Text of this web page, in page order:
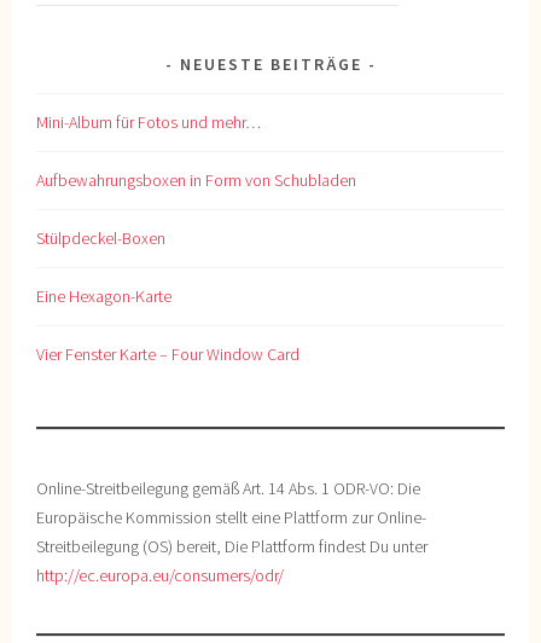
NEUESTE BEITRÄGE
Mini-Album für Fotos und mehr…
Aufbewahrungsboxen in Form von Schubladen
Stülpdeckel-Boxen
Eine Hexagon-Karte
Vier Fenster Karte – Four Window Card
Online-Streitbeilegung gemäß Art. 14 Abs. 1 ODR-VO: Die
Europäische Kommission stellt eine Plattform zur Online-
Streitbeilegung (OS) bereit, Die Plattform findest Du unter
http://ec.europa.eu/consumers/odr/